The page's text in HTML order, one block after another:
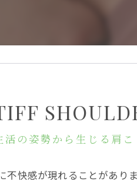
活の姿勢から生じる肩こ
快感が現れることがあ